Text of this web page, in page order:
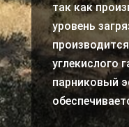
так как
уровень
углекислого
парниковый